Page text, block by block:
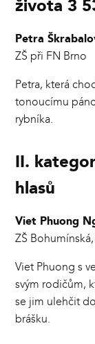
života 3
Petra
ZŠ při FN Brno
Petra, která
tonoucímu
rybníka.
II.
hlasů
Viet Phuong
ZŠ
Viet Phuong s
svým rodičům,
se jim ulehčit
brášku.